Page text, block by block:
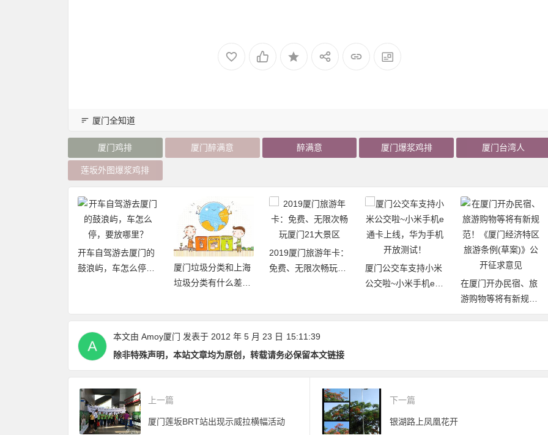
厦门全知道
厦门鸡排 厦门醉满意 醉满意 厦门爆浆鸡排 厦门台湾人
莲坂外图爆浆鸡排
开车自驾游去厦门的
鼓浪屿，车怎么停，
厦门垃圾分类和上海
垃圾分类有什么差异
2019厦门旅游年卡：
免费、无限次畅玩厦
厦门公交车支持小米
公交啦~小米手机e通
放测试！
在厦门开办民宿、旅
游购物等将有新规
范！《厦门经济特区
本文由 Amoy厦门 发表于 2012 年 5 月 23 日 15:11:39
除非特殊声明，本站文章均为原创，转载请务必保留本文链接
上一篇
厦门莲坂BRT站出现示威拉横幅活动
下一篇
银湖路上凤凰花开